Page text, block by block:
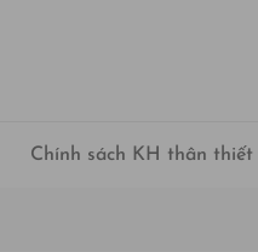
Chính sách KH thân thiết